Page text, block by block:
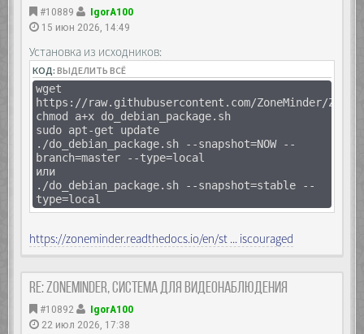
#10889
IgorA100
15 июн 2026, 14:49
Установка из исходников:
КОД:ВЫДЕЛИТЬ ВСЁ
wget
https://raw.githubusercontent.com/ZoneMinder/
chmod a+x do_debian_package.sh
sudo apt-get update
./do_debian_package.sh --snapshot=NOW --
branch=master --type=local
или
./do_debian_package.sh --snapshot=stable --
type=local
https://zoneminder.readthedocs.io/en/st ... iscouraged
Re: Zoneminder, система для видеонаблюдения
#10892
IgorA100
22 июл 2026, 17:38